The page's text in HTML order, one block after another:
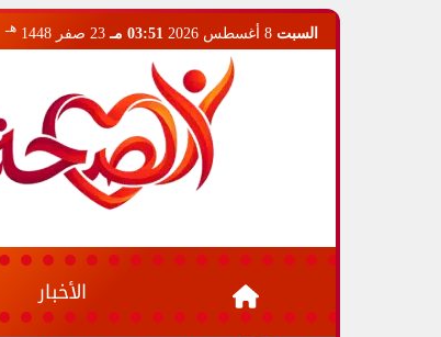
السبت 03:51 مـ 23 صفر 1448 هـ
الأخبار